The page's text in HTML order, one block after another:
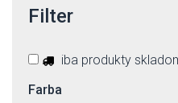
Filter
iba produkty
Farba